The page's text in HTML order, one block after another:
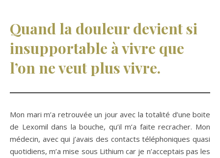
Quand la douleur devient si
insupportable à vivre que
l’on ne veut plus vivre.
Mon mari m’a retrouvée un jour avec la totalité d’une boite
de Lexomil dans la bouche, qu’il m’a faite recracher. Mon
médecin, avec qui j’avais des contacts téléphoniques quasi
quotidiens, m’a mise sous Lithium car je n’acceptais pas les